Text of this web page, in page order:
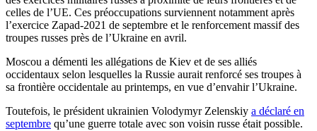
celles de l’UE. Ces préoccupations surviennent notamment après
l’exercice Zapad-2021 de septembre et le renforcement massif des
troupes russes près de l’Ukraine en avril.
Moscou a démenti les allégations de Kiev et de ses alliés
occidentaux selon lesquelles la Russie aurait renforcé ses troupes à
sa frontière occidentale au printemps, en vue d’envahir l’Ukraine.
Toutefois, le président ukrainien Volodymyr Zelenskiy a déclaré en
septembre qu’une guerre totale avec son voisin russe était possible.